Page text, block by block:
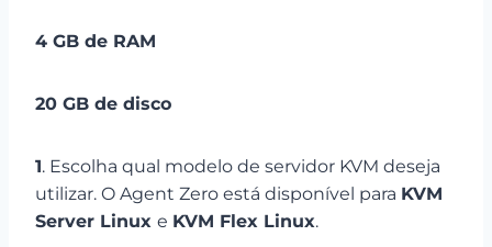
4 GB de RAM
20 GB de disco
1. Escolha qual modelo de servidor KVM deseja
utilizar. O Agent Zero está disponível para KVM
Server Linux e KVM Flex Linux.